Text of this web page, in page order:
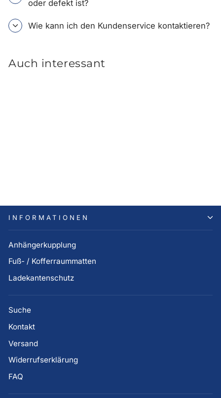
oder defekt ist?
Wie kann ich den Kundenservice kontaktieren?
Auch interessant
INFORMATIONEN
Anhängerkupplung
Fuß- / Kofferraummatten
Ladekantenschutz
Suche
Kontakt
Versand
Widerrufserklärung
FAQ